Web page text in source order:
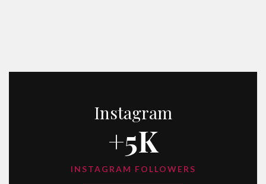
Instagram
+5K
INSTAGRAM FOLLOWERS